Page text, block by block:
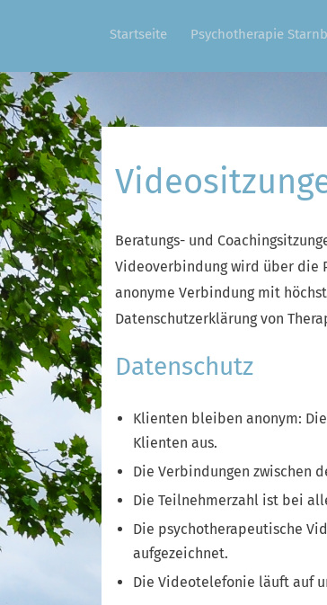
Startseite Psychotherapie
Beratungs- und
Videoverbindung wird über die
anonyme Verbindung mit
Datenschutzerklärung von
Datenschutz
Klienten bleiben anonym:
Klienten aus.
Die Verbindungen zwischen
Die Teilnehmerzahl ist bei
Die psychotherapeutische
aufgezeichnet.
Die Videotelefonie läuft auf